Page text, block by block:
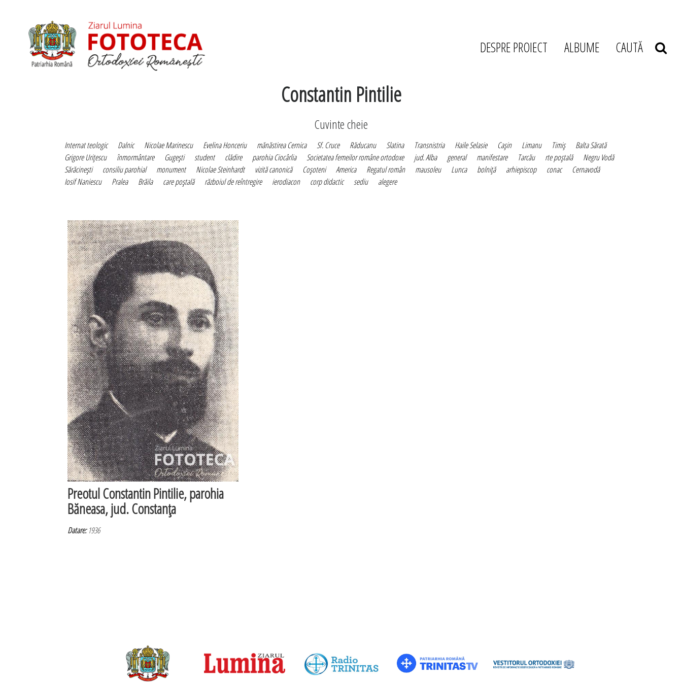
DESPRE PROIECT ALBUME CAUTĂ
Constantin Pintilie
Cuvinte cheie
Internat teologic Dalnic Nicolae Marinescu Evelina Honceriu mănăstirea Cernica Sf. Cruce Răducanu Slatina Transnistria Haile Selasie Caşin Limanu Timiş
Balta Sărată
Grigore Uriţescu
înmormântare Gugeşti student clădire parohia Ciocârlia Societatea femeilor române ortodoxe jud. Alba general manifestare Tarcău rte poştală
Negru Vodă
Sărăcineşti
consiliu parohial monument Nicolae Steinhardt vizită canonică Coşoteni America Regatul român mausoleu Lunca bolniţă arhiepiscop conac
Cernavodă
Iosif Naniescu
Pralea Brăila care poştală războiul de reîntregire ierodiacon corp didactic sediu alegere
Preotul Constantin Pintilie, parohia
Băneasa, jud. Constanţa
Datare:1936